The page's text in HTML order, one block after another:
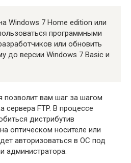
Windows 7 Home edition или
программными
или обновить
до версии Windows 7 Basic и
позволит вам шаг за шагом
сервера FTP. В процессе
дистрибутив
оптическом носителе или
авторизоваться в ОС под
администратора.